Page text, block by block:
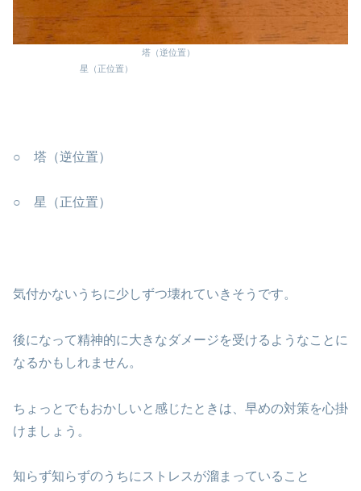
塔（逆位置）
星（正位置）
○ 塔（逆位置）
○ 星（正位置）
気付かないうちに少しずつ壊れていきそうです。
後になって精神的に大きなダメージを受けるようなことに
なるかもしれません。
ちょっとでもおかしいと感じたときは、早めの対策を心掛
けましょう。
知らず知らずのうちにストレスが溜まっていること